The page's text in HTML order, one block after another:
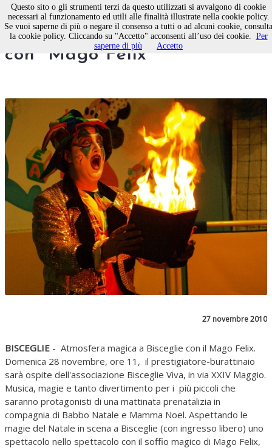
Bisceglie, aspettando Natale
con “Mago Felix”
27 novembre 2010
BISCEGLIE - Atmosfera magica a Bisceglie con il Mago Felix.
Domenica 28 novembre, ore 11, il prestigiatore-burattinaio
sarà ospite dell'associazione Bisceglie Viva, in via XXIV Maggio.
Musica, magie e tanto divertimento per i più piccoli che
saranno protagonisti di una mattinata prenatalizia in
compagnia di Babbo Natale e Mamma Noel. Aspettando le
magie del Natale in scena a Bisceglie (con ingresso libero) uno
spettacolo nello spettacolo con il soffio magico di Mago Felix,
Questo sito o gli strumenti terzi da questo utilizzati si avvalgono di cookie
necessari al funzionamento ed utili alle finalità illustrate nella cookie policy.
Se vuoi saperne di più o negare il consenso a tutti o ad alcuni cookie, consulta
la cookie policy. Cliccando su "Accetto" acconsenti all’uso dei cookie. Per
saperne di più
Accetto